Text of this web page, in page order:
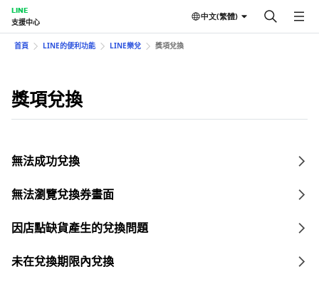
LINE
支援中心
中文(繁體)
首頁 LINE的便利功能 LINE樂兌 獎項兌換
獎項兌換
無法成功兌換
無法瀏覽兌換券畫面
因店點缺貨產生的兌換問題
未在兌換期限內兌換